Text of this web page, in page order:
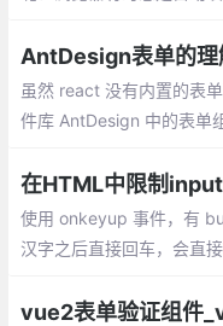
改变输入框格式为密码框
AntDesign表单的理
虽然 react 没有内置的表
件库 AntDesign 中的表单
输入控制的容器）配合使
在HTML中限制
使用 onkeyup 事件，有
汉字之后直接回车，会直
就做出响应，使用 oninput
vue2表单验证组件